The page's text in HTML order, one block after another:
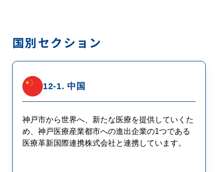
国別セクション
12-1. 中国
神戸市から世界へ、新たな医療を提供していくた
め、神戸医療産業都市への進出企業の1つである
医療革新国際連携株式会社と連携しています。